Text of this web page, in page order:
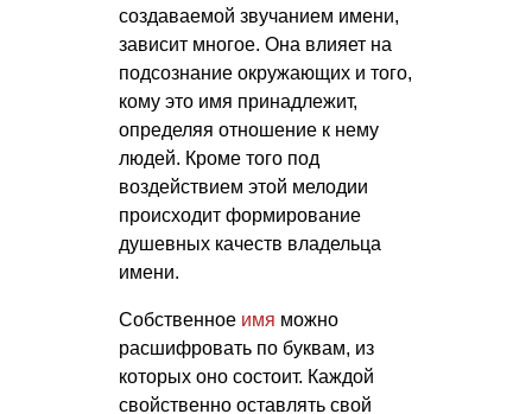
создаваемой звучанием имени,
зависит многое. Она влияет на
подсознание окружающих и того,
кому это имя принадлежит,
определяя отношение к нему
людей. Кроме того под
воздействием этой мелодии
происходит формирование
душевных качеств владельца
имени.
Собственное имя можно
расшифровать по буквам, из
которых оно состоит. Каждой
свойственно оставлять свой